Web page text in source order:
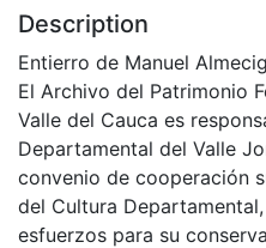
Description
Entierro de Manuel
El Archivo del Patrimonio
Valle del Cauca es
Departamental del Valle
convenio de cooperación
del Cultura
esfuerzos para su